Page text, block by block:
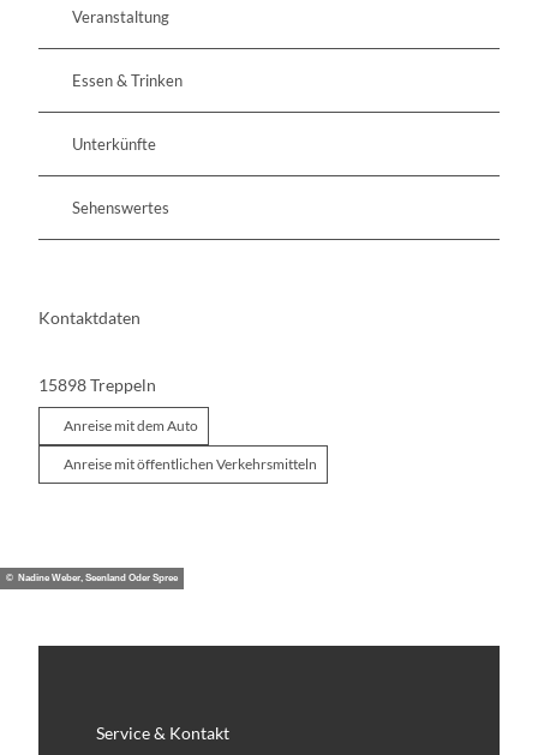
Veranstaltung
Essen & Trinken
Unterkünfte
Sehenswertes
Kontaktdaten
15898Treppeln
Anreise mit dem Auto
Anreise mit öffentlichen Verkehrsmitteln
© Nadine Weber, Seenland Oder Spree
Service & Kontakt